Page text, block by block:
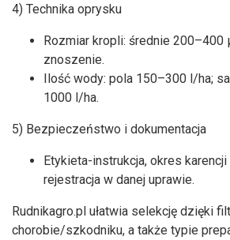
4) Technika oprysku
Rozmiar kropli: średnie 200–400
znoszenie.
Ilość wody: pola 150–300 l/ha;
1000 l/ha.
5) Bezpieczeństwo i dokumentacja
Etykieta-instrukcja, okres
rejestracja w danej uprawie.
Rudnikagro.pl ułatwia selekcję dzięki
chorobie/szkodniku, a także typie